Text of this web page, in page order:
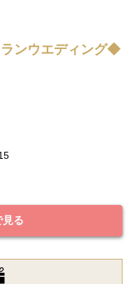
ランウエディング◆
見る